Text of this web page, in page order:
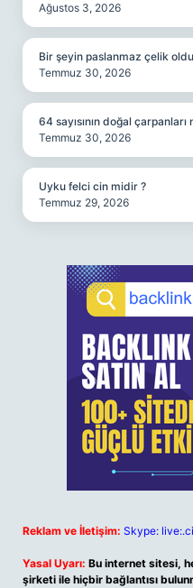
Ağustos 3, 2026
Bir şeyin paslanmaz çelik
Temmuz 30, 2026
64 sayısının doğal çarpanları
Temmuz 30, 2026
Uyku felci cin midir ?
Temmuz 29, 2026
Reklam ve İletişim: Skype:
Yasal Uyarı: Bu internet sitesi,
şirketi ile hiçbir bağlantısı